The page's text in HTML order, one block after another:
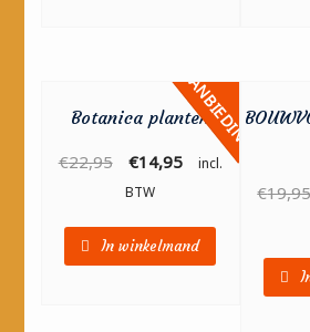
AANBIEDING!
Botanica planten
€22,95 €14,95
incl.
BTW
In winkelmand
€